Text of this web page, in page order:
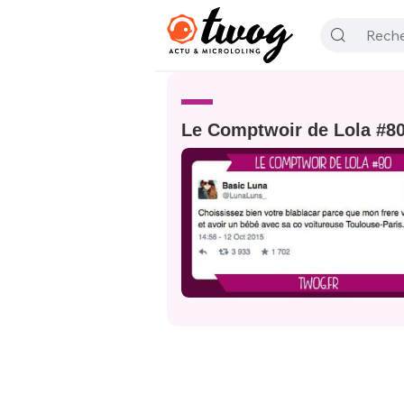
Le Comptwoir de Lola